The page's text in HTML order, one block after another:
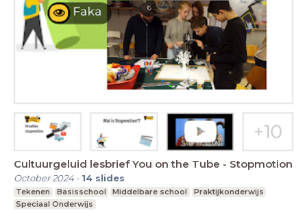
Cultuurgeluid lesbrief You on the Tube - Stopmotion
October 2024- 14 slides
Tekenen Basisschool Middelbare school
Praktijkonderwijs
Speciaal Onderwijs